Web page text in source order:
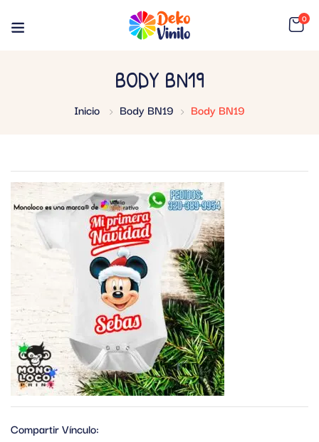
0
BODY BN19
Inicio Body BN19 Body BN19
Compartir Vínculo: